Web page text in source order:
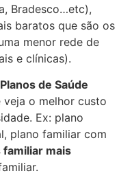
Bradesco…etc),
baratos que são os
menor rede de
e clínicas).
de Saúde
veja o melhor custo
Ex: plano
plano familiar com
familiar mais